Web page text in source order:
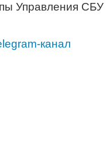
Управления СБУ
канал